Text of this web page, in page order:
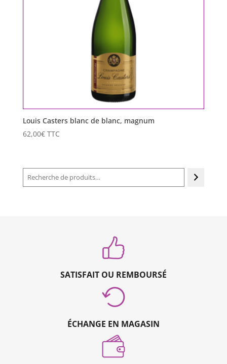
Louis Casters blanc de blanc, magnum
62,00€ TTC
Recherche
SATISFAIT OU REMBOURSÉ
ÉCHANGE EN MAGASIN